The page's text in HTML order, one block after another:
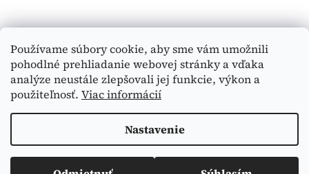
Používame súbory cookie, aby sme vám umožnili
pohodlné prehliadanie webovej stránky a vďaka
analýze neustále zlepšovali jej funkcie, výkon a
použiteľnosť. Viac informácií
Nastavenie
ä
HĽADAŤ
Vytvoril Shoptet